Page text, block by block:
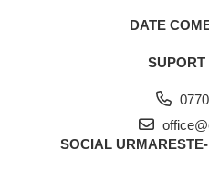
DATE
SUPORT
SOCIAL